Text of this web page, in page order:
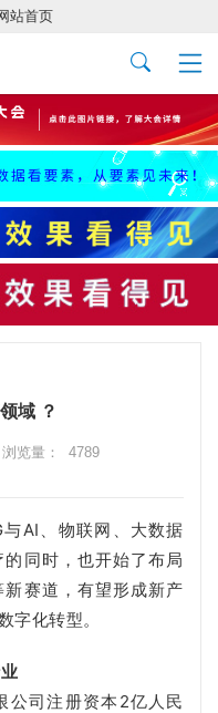
站首页
域 ？
浏览量：
4789
AI、物联网、大数据
同时，也开始了布局
赛道，有望形成新产
字化转型。
公司注册资本2亿人民